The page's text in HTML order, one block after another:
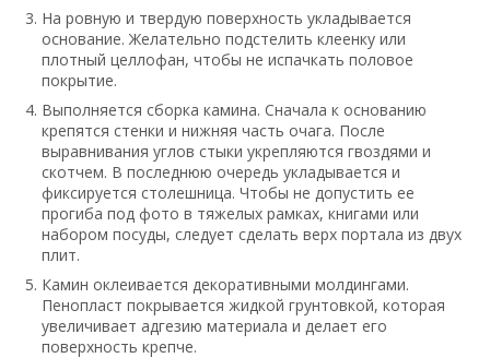
На ровную и твердую поверхность укладывается
основание. Желательно подстелить клеенку или
плотный целлофан, чтобы не испачкать половое
покрытие.
Выполняется сборка камина. Сначала к основанию
крепятся стенки и нижняя часть очага. После
выравнивания углов стыки укрепляются гвоздями и
скотчем. В последнюю очередь укладывается и
фиксируется столешница. Чтобы не допустить ее
прогиба под фото в тяжелых рамках, книгами или
набором посуды, следует сделать верх портала из двух
плит.
Камин оклеивается декоративными молдингами.
Пенопласт покрывается жидкой грунтовкой, которая
увеличивает адгезию материала и делает его
поверхность крепче.